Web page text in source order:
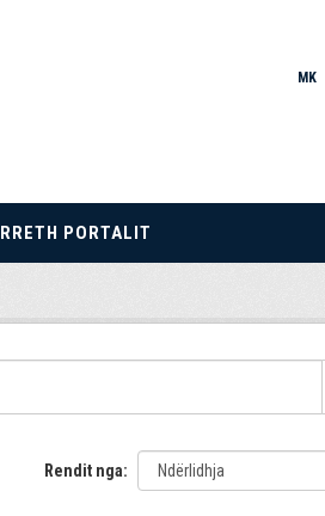
MK
RRETH PORTALIT
Rendit nga